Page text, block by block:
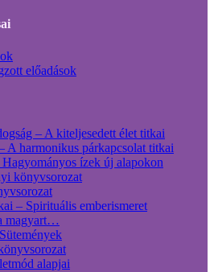
előadások
– A kiteljesedett élet titkai
A harmonikus párkapcsolat titkai
ízek új alapokon
könyvsorozat
– Spirituális emberismeret
magyart…
alapjai